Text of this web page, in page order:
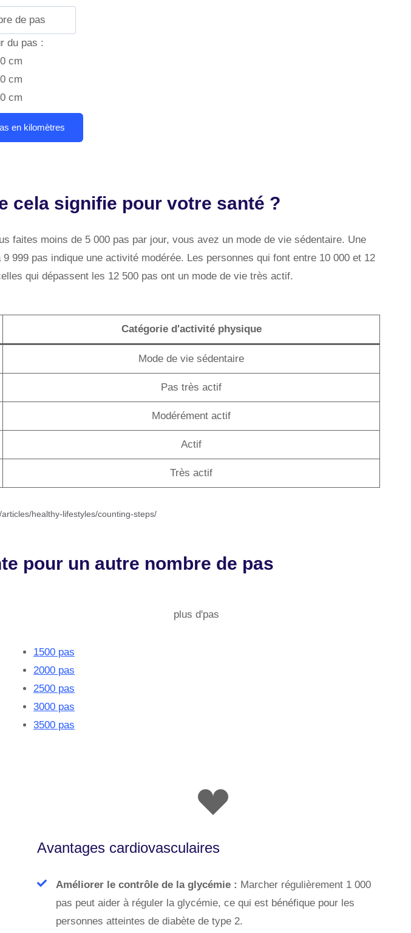
du pas :
cm
cm
cm
cela signifie pour votre santé ?
faites moins de 5 000 pas par jour, vous avez un mode de vie sédentaire. Une
999 pas indique une activité modérée. Les personnes qui font entre 10 000 et 12
qui dépassent les 12 500 pas ont un mode de vie très actif.
Catégorie d'activité physique
Mode de vie sédentaire
Pas très actif
Modérément actif
Actif
Très actif
healthy-lifestyles/counting-steps/
pour un autre nombre de pas
plus d'pas
1500 pas
2000 pas
2500 pas
3000 pas
3500 pas
Avantages cardiovasculaires
Améliorer le contrôle de la glycémie : Marcher régulièrement 1 000
pas peut aider à réguler la glycémie, ce qui est bénéfique pour les
personnes atteintes de diabète de type 2.